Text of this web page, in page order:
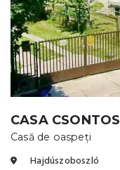
CASA CSONTOS
Casă de oaspeți
Hajdúszoboszló